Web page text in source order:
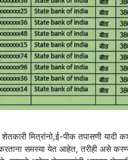
मित्रांनो,ई-पीक तपासणी यादी
समस्या येत आहेत, तरीही असे